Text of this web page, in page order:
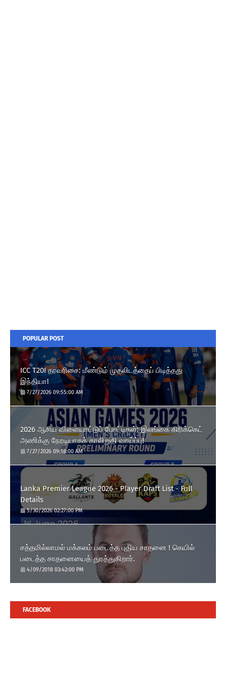
POPULAR POST
ICC T20I தரவரிசை: மீண்டும் முதலிடத்தைப் பிடித்தது
இந்தியா!
7/27/2026 09:55:00 AM
2026 ஆசிய விளையாட்டுப் போட்டிகள்: இலங்கை கிரிக்கெட்
அணிக்கு நேரடியாகக் காலிறுதி வாய்ப்பு!
7/27/2026 09:18:00 AM
Lanka Premier League 2026 - Player Draft List - Full
Details
5/30/2026 02:27:00 PM
சத்தமில்லாமல் மக்கலம் படைத்த புதிய சாதனை ! கெயில்
படைத்த சாதனையைத் துரத்துகிறார்.
4/09/2018 03:42:00 PM
FACEBOOK